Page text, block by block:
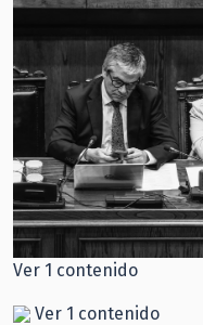
Ver 1 contenido
Ver 1 contenido